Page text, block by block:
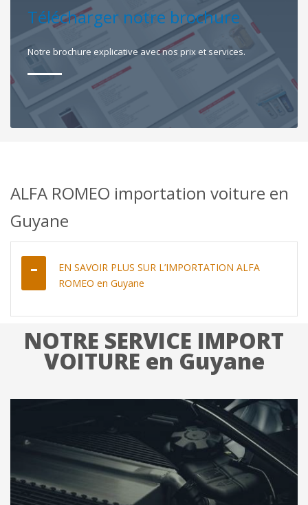
Télécharger notre brochure
Notre brochure explicative avec nos prix et services.
ALFA ROMEO importation voiture en
Guyane
EN SAVOIR PLUS SUR L’IMPORTATION ALFA
ROMEO en Guyane
NOTRE SERVICE IMPORT
VOITURE en Guyane